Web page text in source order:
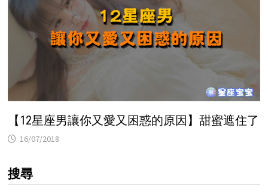
【12星座男讓你又愛又困惑的原因】甜蜜遮住了
16/07/2018
搜尋